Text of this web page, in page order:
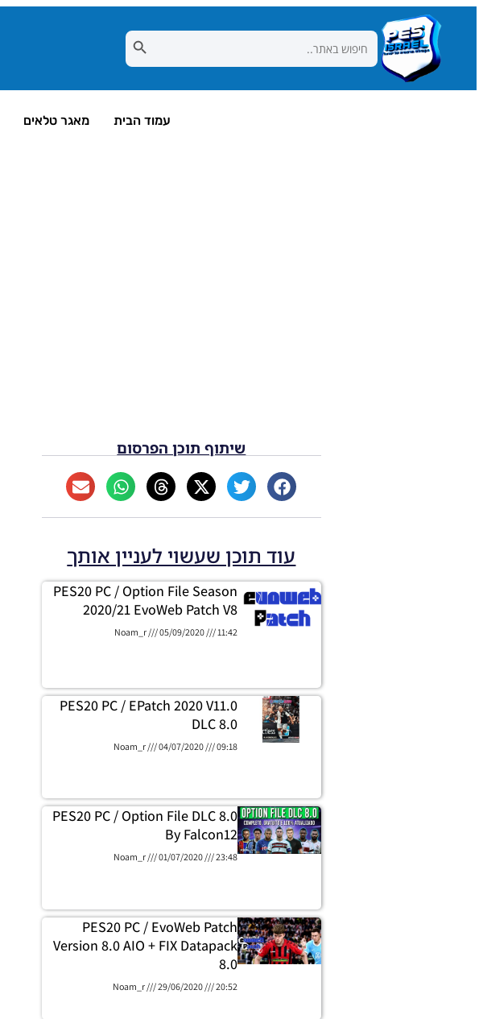
Search
for:
Search Button
עמוד הבית מאגר טלאים
שיתוף תוכן הפרסום
עוד תוכן שעשוי לעניין אותך
PES20 PC / Option File Season
2020/21 EvoWeb Patch V8
Noam_r 05/09/2020 11:42
PES20 PC / EPatch 2020 V11.0
DLC 8.0
Noam_r 04/07/2020 09:18
PES20 PC / Option File DLC 8.0
By Falcon12
Noam_r 01/07/2020 23:48
PES20 PC / EvoWeb Patch
Version 8.0 AIO + FIX Datapack
8.0
Noam_r 29/06/2020 20:52